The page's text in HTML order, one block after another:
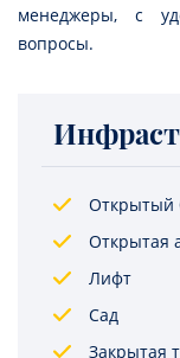
менеджеры, с
вопросы.
Открытый
Открытая
Лифт
Сад
Закрытая